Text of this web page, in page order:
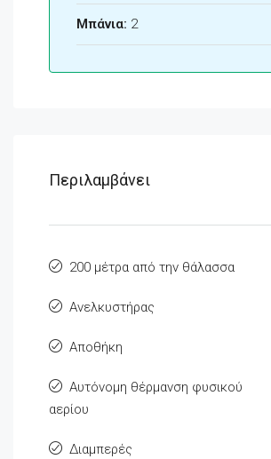
Μπάνια: 2
Περιλαμβάνει
200 μέτρα από την θάλασσα
Ανελκυστήρας
Αποθήκη
Αυτόνομη θέρμανση φυσικού
αερίου
Διαμπερές